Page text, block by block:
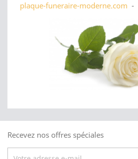
plaque-funeraire-moderne.com -
Recevez nos offres spéciales